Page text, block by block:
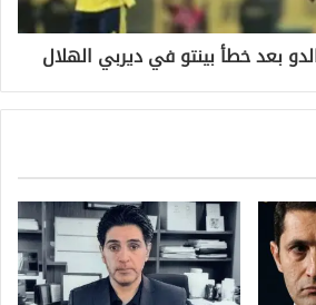
بعد خطأ بينتو في ديربي الهلال